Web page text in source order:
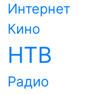
Интернет
Кино
НТВ
Радио